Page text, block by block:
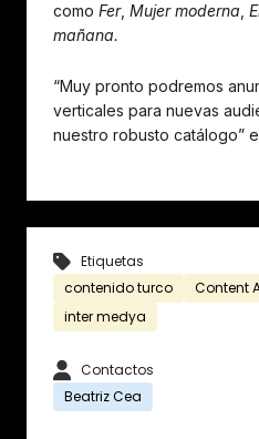
como Fer, Mujer moderna,
mañana.
“Muy pronto podremos
verticales para nuevas
nuestro robusto catálogo”
Etiquetas
contenido turco
Content
inter medya
Contactos
Beatriz Cea